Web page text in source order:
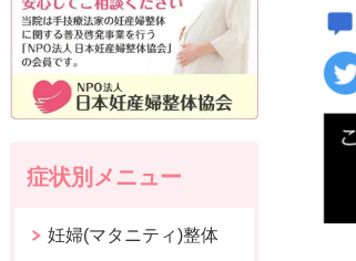
症状別メニュー
妊婦(マタニティ)整体